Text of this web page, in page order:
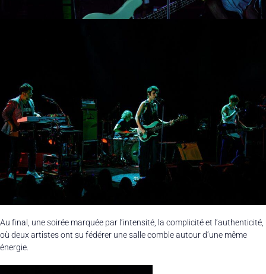
Au final, une soirée marquée par l’intensité, la complicité et l’authenticité,
où deux artistes ont su fédérer une salle comble autour d’une même
énergie.